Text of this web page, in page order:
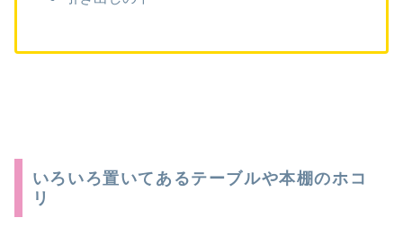
いろいろ置いてあるテーブルや本棚のホコ
リ